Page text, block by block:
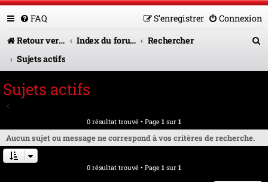
FAQ Connexion
S’enregistrer
Retour vers le site U.A.G.R.
Index du forum
Rechercher
Sujets actifs
r
Sujets actifs
0 résultat trouvé • Page 1 sur 1
Aucun sujet ou message ne correspond à vos critères de recherche.
0 résultat trouvé • Page 1 sur 1